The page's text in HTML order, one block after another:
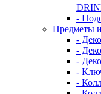
-
Предметы
-
-
-
-
-